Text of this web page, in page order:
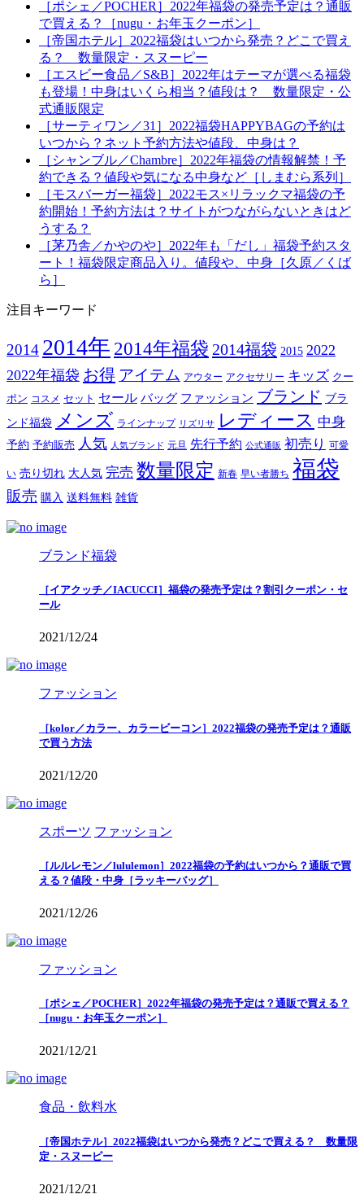
［ポシェ／POCHER］2022年福袋の発売予定は？通販
で買える？［nugu・お年玉クーポン］
［帝国ホテル］2022福袋はいつから発売？どこで買え
る？ 数量限定・スヌーピー
［エスビー食品／S&B］2022年はテーマが選べる福袋
も登場！中身はいくら相当？値段は？ 数量限定・公
式通販限定
［サーティワン／31］2022福袋HAPPYBAGの予約は
いつから？ネット予約方法や値段、中身は？
［シャンブル／Chambre］2022年福袋の情報解禁！予
約できる？値段や気になる中身など［しまむら系列］
［モスバーガー福袋］2022モス×リラックマ福袋の予
約開始！予約方法は？サイトがつながらないときはど
うする？
［茅乃舎／かやのや］2022年も「だし」福袋予約スタ
ート！福袋限定商品入り。値段や、中身［久原／くば
ら］
注目キーワード
2014 2014年 2014年福袋 2014福袋 2015 2022
2022年福袋 お得 アイテム アウター アクセサリー キッズ クー
ポン コスメ セット セール バッグ ファッション ブランド ブラ
ンド福袋 メンズ ラインナップ リズリサ レディース 中身
予約 予約販売 人気 人気ブランド 元旦 先行予約 公式通販 初売り 可愛
い 売り切れ 大人気 完売 数量限定 新春 早い者勝ち 福袋
販売 購入 送料無料 雑貨
ブランド福袋
［イアクッチ／IACUCCI］福袋の発売予定は？割引クーポン・セ
ール
2021/12/24
ファッション
［kolor／カラー、カラービーコン］2022福袋の発売予定は？通販
で買う方法
2021/12/20
スポーツ ファッション
［ルルレモン／lululemon］2022福袋の予約はいつから？通販で買
える？値段・中身［ラッキーバッグ］
2021/12/26
ファッション
［ポシェ／POCHER］2022年福袋の発売予定は？通販で買える？
［nugu・お年玉クーポン］
2021/12/21
食品・飲料水
［帝国ホテル］2022福袋はいつから発売？どこで買える？ 数量限
定・スヌーピー
2021/12/21